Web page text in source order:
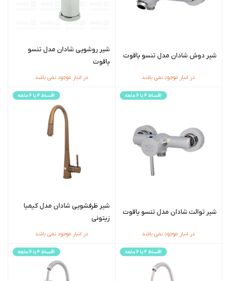
شیر دوش شادان مدل تنسو یاقوت
در انبار موجود نمی باشد
شیر روشویی شادان مدل تنسو
یاقوت
در انبار موجود نمی باشد
شیر توالت شادان مدل تنسو یاقوت
در انبار موجود نمی باشد
شیر ظرفشویی شادان مدل کیمیا
زیتونی
در انبار موجود نمی باشد